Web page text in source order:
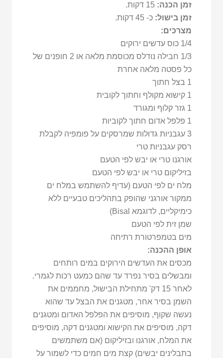
זמן הכנה:15 דקות.
זמן בישול:כ- 45 דקות.
מצרכים:
1/4 כוס עדשים ירוקים
1/3 חבילה נודלס מכוסמת מלאה או 2 חופנים של
כל פסטה מלאה אחרת
1 בצל חתוך
1 קישוא מקולף וחתוך לקובית
1 גזר קלוף ומגורד
1 פלפל אדום חתוך לקוביות
3 עגבניות גדולות שמרסקים על פומפיה לקבלת
רסק עגבניות טרי
אורגנו טרי או יבש לפי הטעם
בזיליקום טרי או יבש לפי הטעם
מלח ים לפי הטעם (עדיף להשתמש במלח ים
ממקור אורגני שהופק בתהליכים טבעיים ללא
כימיקליים, לדוגמא Bisal)
שמן זית לפי הטעם
מים בטמפרטורת רתיחה
אופן ההכנה:
מכסים את העדשים הירוקים במים רותחים
ומבשלים בסיר נפרד עד שהם כמעט רכות לגמרי.
לאחר 15 דק' מתחילת הבישול, מחממים את
השמן בסיר אחר, מטגנים את הבצל עד שהוא
נעשה שקוף, מוסיפים את הפלפל האדום ומטגנים
דקה, מוסיפים את הקישוא ומטגנים דקה, מוסיפים
את המלח, אורגנו ובזיליקום (אם משתמשים
בתבלינים יבשים) קצת מים חמים כדי לשמור על